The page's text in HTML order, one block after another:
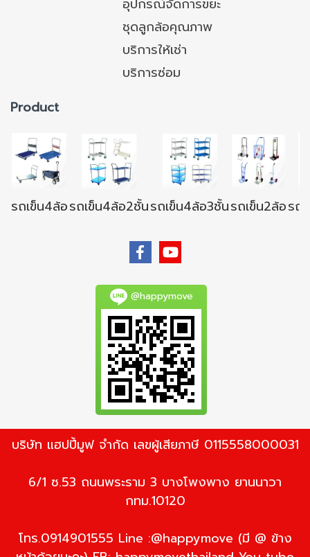
อุปกรณ์จัดการขยะ
ชุดลูกล้อคุณภาพ
บริการให้เช่า
บริการซ่อม
Product
รถเข็น4ล้อรถเข็น4ล้อ2ชั้นรถเข็น4ล้อ3ชั้นรถเข็น2ล้อรถ
@happymove
บริษัท แฮปปี้มูฟ จำกัด เลขผู้เสียภาษี 0115558000031
6/1 ซ.53 ถนนพระราม 3 บางโพงพาง ยานนาวา
กทม.10120
โทร.0914901555 Line :@happymove (มี @ ข้าง